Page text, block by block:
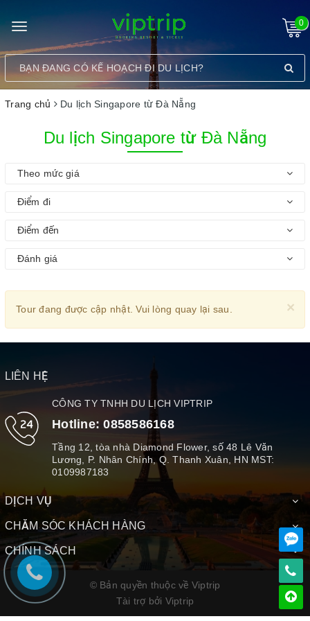
Toggle
navigation
0
Trang chủ Du lịch Singapore từ Đà Nẵng
Du lịch Singapore từ Đà Nẵng
Theo mức giá
Điểm đi
Điểm đến
Đánh giá
×
Tour đang được cập nhật. Vui lòng quay lại sau.
LIÊN HỆ
CÔNG TY TNHH DU LỊCH VIPTRIP
Hotline:0858586168
Tầng 12, tòa nhà Diamond Flower, số 48 Lê Văn
Lương, P. Nhân Chính, Q. Thanh Xuân, HN MST:
0109987183
DỊCH VỤ
CHĂM SÓC KHÁCH HÀNG
CHÍNH SÁCH
© Bản quyền thuộc về Viptrip
Tài trợ bởi Viptrip